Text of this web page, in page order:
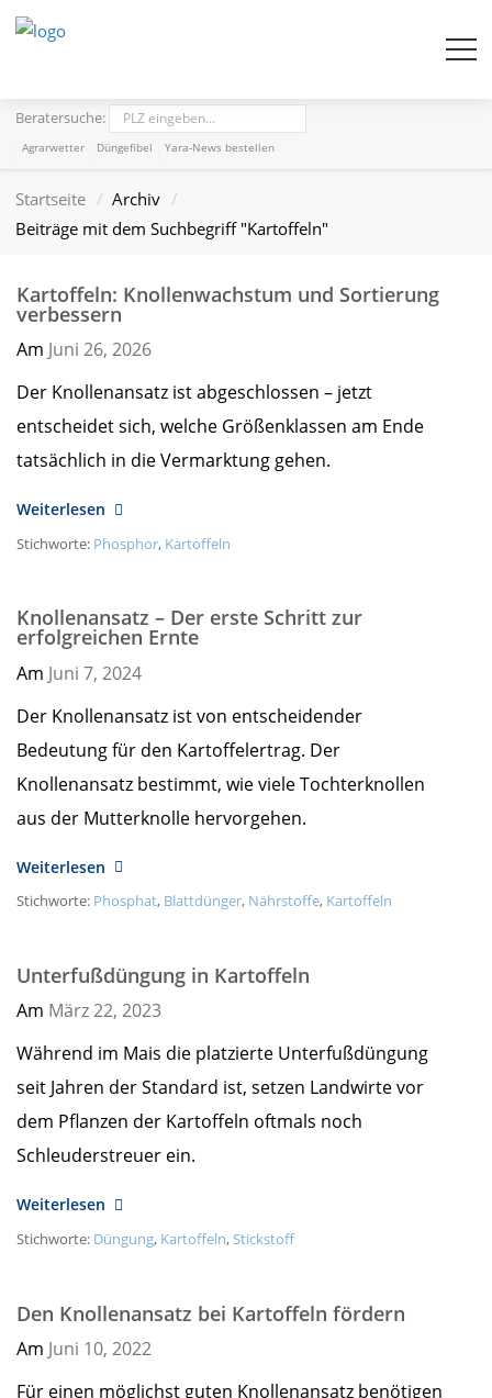
Beratersuche:
Agrarwetter Düngefibel Yara-News bestellen
Startseite
Archiv
Beiträge mit dem Suchbegriff "Kartoffeln"
Kartoffeln: Knollenwachstum und Sortierung
verbessern
Am Juni 26, 2026
Der Knollenansatz ist abgeschlossen – jetzt
entscheidet sich, welche Größenklassen am Ende
tatsächlich in die Vermarktung gehen.
Weiterlesen
Stichworte: Phosphor, Kartoffeln
Knollenansatz – Der erste Schritt zur
erfolgreichen Ernte
Am Juni 7, 2024
Der Knollenansatz ist von entscheidender
Bedeutung für den Kartoffelertrag. Der
Knollenansatz bestimmt, wie viele Tochterknollen
aus der Mutterknolle hervorgehen.
Weiterlesen
Stichworte: Phosphat, Blattdünger, Nährstoffe, Kartoffeln
Unterfußdüngung in Kartoffeln
Am März 22, 2023
Während im Mais die platzierte Unterfußdüngung
seit Jahren der Standard ist, setzen Landwirte vor
dem Pflanzen der Kartoffeln oftmals noch
Schleuderstreuer ein.
Weiterlesen
Stichworte: Düngung, Kartoffeln,Stickstoff
Den Knollenansatz bei Kartoffeln fördern
Am Juni 10, 2022
Für einen möglichst guten Knollenansatz benötigen